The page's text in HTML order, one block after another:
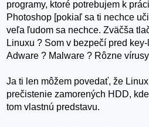
programy, ktoré potrebujem k
Photoshop [pokiaľ sa ti nechce
veľa ľudom sa nechce. Zväčša
Linuxu ? Som v bezpečí pred
Adware ? Malware ? Rôzne
Ja ti len môžem povedať, že
prečistenie zamorených HDD,
tom vlastnú predstavu.